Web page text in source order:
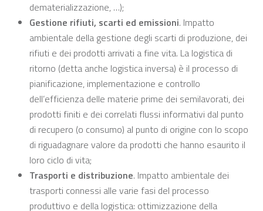
dematerializzazione, …);
Gestione rifiuti, scarti ed emissioni. Impatto
ambientale della gestione degli scarti di produzione, dei
rifiuti e dei prodotti arrivati a fine vita. La logistica di
ritorno (detta anche logistica inversa) è il processo di
pianificazione, implementazione e controllo
dell’efficienza delle materie prime dei semilavorati, dei
prodotti finiti e dei correlati flussi informativi dal punto
di recupero (o consumo) al punto di origine con lo scopo
di riguadagnare valore da prodotti che hanno esaurito il
loro ciclo di vita;
Trasporti e distribuzione. Impatto ambientale dei
trasporti connessi alle varie fasi del processo
produttivo e della logistica: ottimizzazione della